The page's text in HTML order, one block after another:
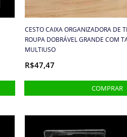
CESTO CAIXA ORGANIZADORA DE
ROUPA DOBRÁVEL GRANDE COM
MULTIUSO
R$47,47